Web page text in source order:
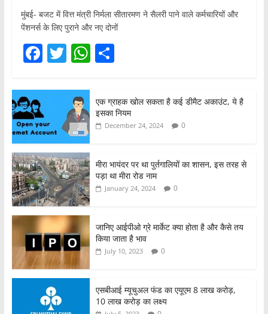
मुंबई- बजट में वित्त मंत्री निर्मला सीतारमण ने सैलरी पाने वाले कर्मचारियों और
पेंशनर्स के लिए पुराने और नए दोनों
F
c
e
b
o
o
k
T
itt
er
W
s
A
p
S
e
एक ग्राहक खोल सकता है कई डीमैट अकाउंट, ये है
इसका नियम
December 24, 2024 0
मीरा भायंदर पर था पुर्तगालियों का शासन, इस तरह से
पड़ा था मीरा रोड नाम
January 24, 2024 0
जानिए आईपीओ ग्रे मार्केट क्या होता है और कैसे तय
किया जाता है भाव
July 10, 2023 0
एसबीआई म्यूचुअल फंड का एयूएम 8 लाख करोड़,
10 लाख करोड़ का लक्ष्य